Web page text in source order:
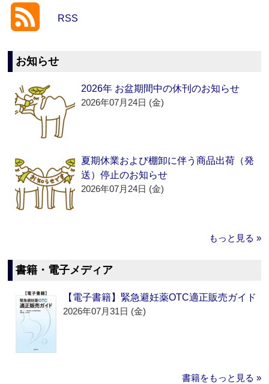
RSS
お知らせ
2026年 お盆期間中の休刊のお知らせ
2026年07月24日 (金)
夏期休業および棚卸に伴う商品出荷（発
送）停止のお知らせ
2026年07月24日 (金)
もっと見る »
書籍・電子メディア
【電子書籍】緊急避妊薬OTC適正販売ガイド
2026年07月31日 (金)
書籍をもっと見る »